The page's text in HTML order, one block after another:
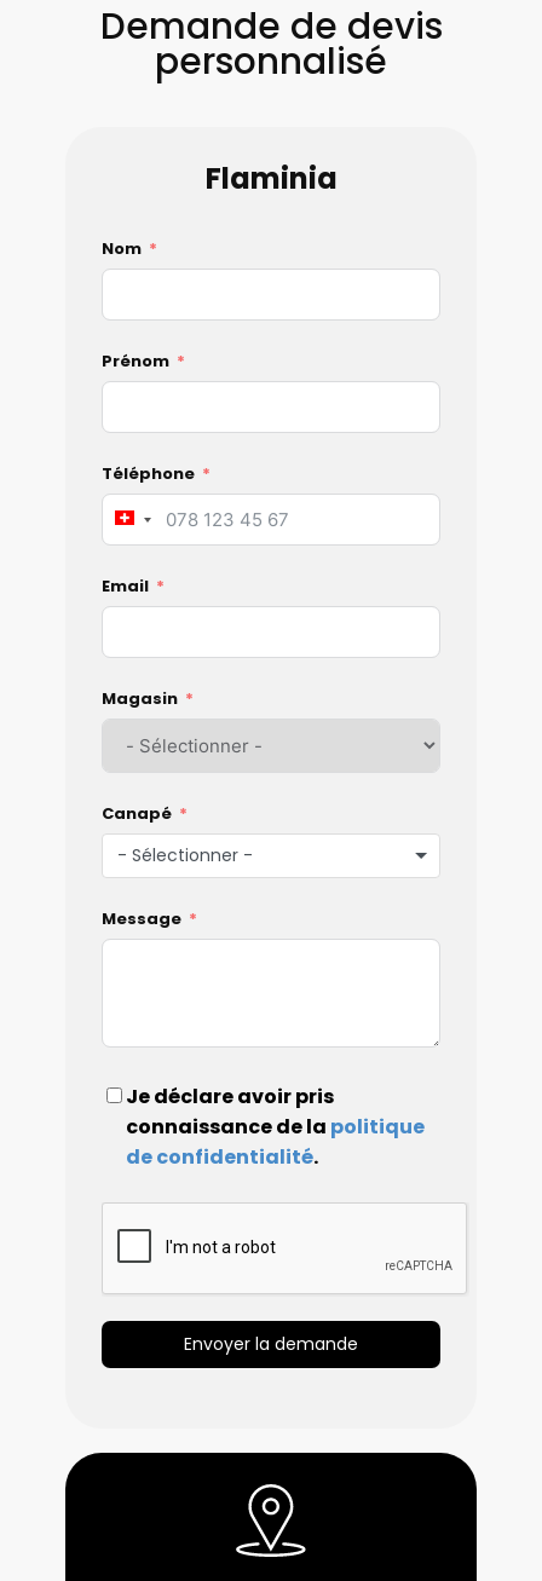
Demande de devis
personnalisé
Flaminia
Nom
Prénom
Téléphone
Switzerland
Email
Magasin
Canapé
- Sélectionner -
Message
Je déclare avoir pris
connaissance de la politique
de confidentialité.
Envoyer la demande